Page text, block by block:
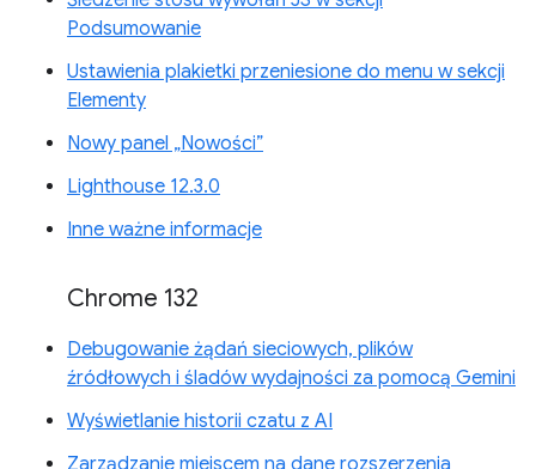
Podsumowanie
Ustawienia plakietki przeniesione do menu w sekcji
Elementy
Nowy panel „Nowości”
Lighthouse 12.3.0
Inne ważne informacje
Chrome 132
Debugowanie żądań sieciowych, plików
źródłowych i śladów wydajności za pomocą Gemini
Wyświetlanie historii czatu z AI
Zarządzanie miejscem na dane rozszerzenia